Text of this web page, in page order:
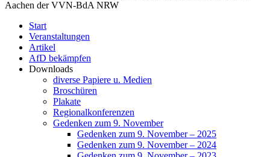
Aachen der VVN-BdA NRW
Start
Veranstaltungen
Artikel
AfD bekämpfen
Downloads
diverse Papiere u. Medien
Broschüren
Plakate
Regionalkonferenzen
Gedenken zum 9. November
Gedenken zum 9. November – 2025
Gedenken zum 9. November – 2024